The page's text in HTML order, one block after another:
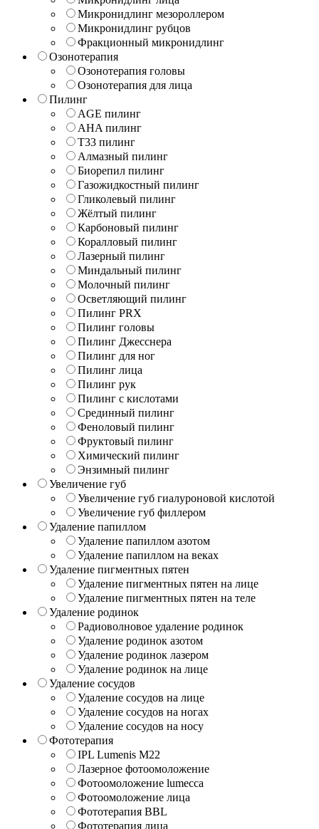
Микронидлинг мезороллером
Микронидлинг рубцов
Фракционный микронидлинг
Озонотерапия
Озонотерапия головы
Озонотерапия для лица
Пилинг
AGE пилинг
AHA пилинг
T33 пилинг
Алмазный пилинг
Биорепил пилинг
Газожидкостный пилинг
Гликолевый пилинг
Жёлтый пилинг
Карбоновый пилинг
Коралловый пилинг
Лазерный пилинг
Миндальный пилинг
Молочный пилинг
Осветляющий пилинг
Пилинг PRX
Пилинг головы
Пилинг Джесснера
Пилинг для ног
Пилинг лица
Пилинг рук
Пилинг с кислотами
Срединный пилинг
Феноловый пилинг
Фруктовый пилинг
Химический пилинг
Энзимный пилинг
Увеличение губ
Увеличение губ гиалуроновой кислотой
Увеличение губ филлером
Удаление папиллом
Удаление папиллом азотом
Удаление папиллом на веках
Удаление пигментных пятен
Удаление пигментных пятен на лице
Удаление пигментных пятен на теле
Удаление родинок
Радиоволновое удаление родинок
Удаление родинок азотом
Удаление родинок лазером
Удаление родинок на лице
Удаление сосудов
Удаление сосудов на лице
Удаление сосудов на ногах
Удаление сосудов на носу
Фототерапия
IPL Lumenis M22
Лазерное фотоомоложение
Фотоомоложение lumecca
Фотоомоложение лица
Фототерапия BBL
Фототерапия лица